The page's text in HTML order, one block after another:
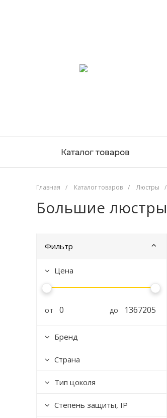
Каталог товаров
Главная / Каталог товаров / Люстры /
Большие люстры
Фильтр
Цена
от до
Бренд
Страна
Тип цоколя
Степень защиты, IP